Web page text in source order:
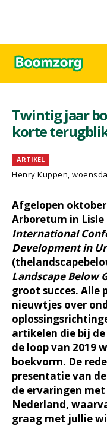
Twintig jaar
korte
ARTIKEL
Henry Kuppen,
Afgelopen
Arboretum in Lisle
International
Development in
Landscape Below
groot succes. Alle
nieuwtjes over
artikelen die bij
de loop van 2019
boekvorm. De
presentatie van
de ervaringen
Nederland,
graag met jullie